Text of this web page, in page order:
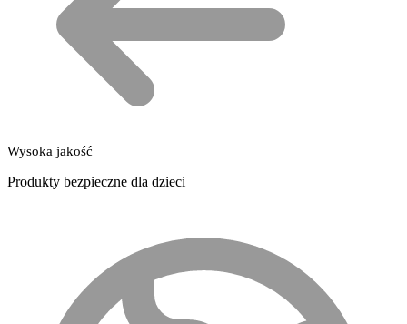
Wysoka jakość
Produkty bezpieczne dla dzieci